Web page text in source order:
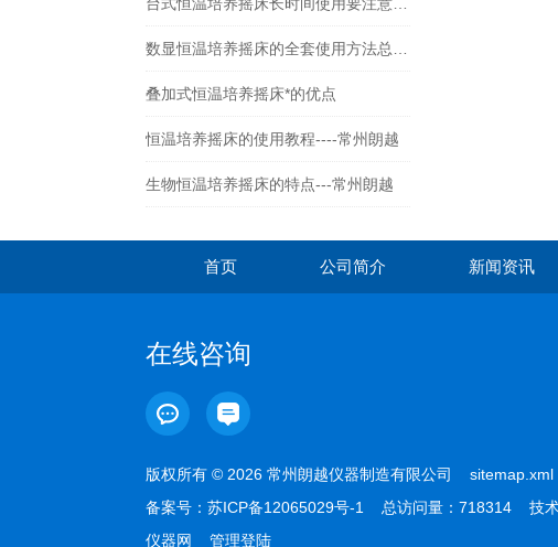
叠加式恒温培养摇床*的优点
恒温培养摇床的使用教程----常州朗越
生物恒温培养摇床的特点---常州朗越
首页 公司简介 新闻资讯
在线咨询
版权所有 © 2026 常州朗越仪器制造有限公司 sitemap.xml
备案号： 苏ICP备12065029号-1 总访问量：718314 技术
仪器网
管理登陆